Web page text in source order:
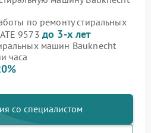
по ремонту стиральных
9573 до 3-х лет
машин Bauknecht
часа
со специалистом